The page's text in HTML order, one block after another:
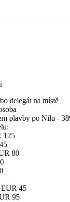
delegát na místě
plavby po Nilu -
125
80
EUR 45
95